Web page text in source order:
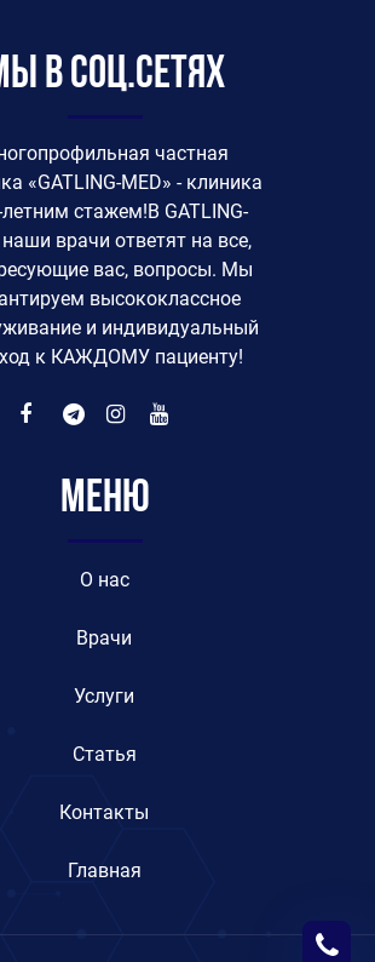
в соц.сетях
частная
«GATLING-MED» - клиника
летним стажем!В GATLING-
наши врачи ответят на все,
вас, вопросы. Мы
высококлассное
и индивидуальный
к КАЖДОМУ пациенту!
Меню
O нас
Врачи
Услуги
Статья
Контакты
Главная